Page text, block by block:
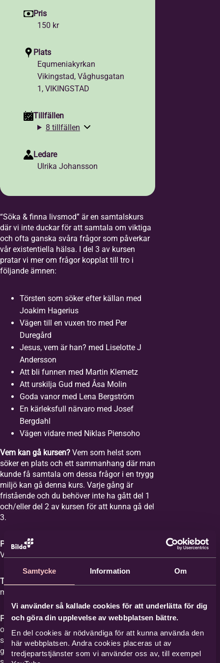
Samtycke Information Om
Vi använder så kallade cookies för att underlätta för dig
och göra din upplevelse av webbplatsen bättre.
En del cookies är nödvändiga för att kunna använda den
här webbplatsen. Andra cookies placeras ut av
tredjepartstjänster som vi använder oss av, till exempel
Pris
150 kr
Plats
Equmeniakyrkan
Vikingstad, Våghusgatan
1, VIKINGSTAD
Tillfällen
8 tillfällen
Ledare
Ulrika Johansson
“Söka & finna livsmod” är en samtalskurs
där vi inte duckar för att samtala om viktiga
och ofta ganska svåra frågor som påverkar
vår existentiella hälsa. I del 3 av kursen
pratar vi mer om frågor kopplat till tro i
följande ämnen:
Törsten som söker efter källan med
Joakim Hagerius
Vägen till en vuxen tro med Per
Duregård
Jesus, vem är han? med Liselotte J
Andersson
Att bli funnen med Martin Klemetz
Att urskilja Gud med Åsa Molin
Goda vanor med Lena Bergström
En kärleksfull närvaro med Josef
Bergdahl
Vägen vidare med Niklas Piensoho
Vem kan gå kursen? Vem som helst som
söker en plats och ett sammanhang där man
kunde få samtala om dessa frågor i en trygg
miljö kan gå denna kurs. Varje gång är
fristående och du behöver inte ha gått del 1
och/eller del 2 av kursen för att kunna gå del
3.
Plats:Equmeniakyrkan Vikingstad,
Våghusgatan 1
Tid:
med start tisdagen den 1 september 2026.
Film med samtal:Varje gång har ett ämne
och vi tittar på en film med ett förinspelat
samtal mellan Britta Hermansson och en
gäst där deras erfarenheter och berättelser